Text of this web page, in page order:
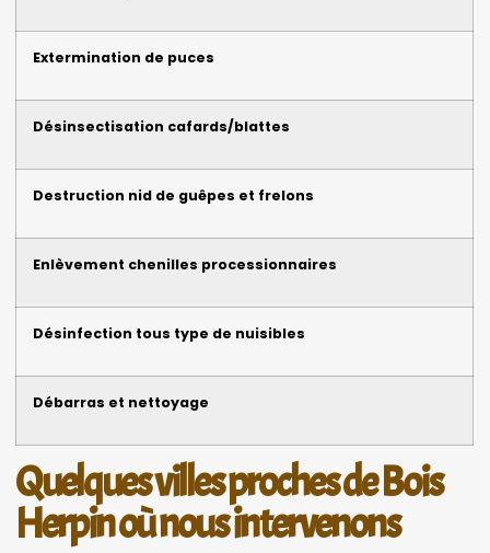
Extermination de puces
Désinsectisation cafards/blattes
Destruction nid de guêpes et frelons
Enlèvement chenilles processionnaires
Désinfection tous type de nuisibles
Débarras et nettoyage
Quelques villes proches de Bois
Herpin où nous intervenons